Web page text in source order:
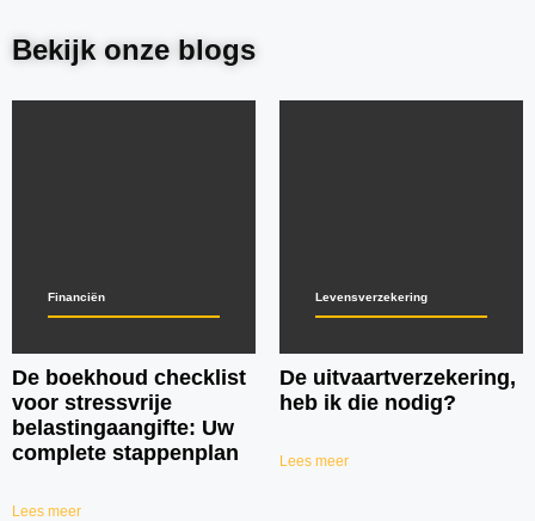
Bekijk onze blogs
Financiën
De boekhoud checklist
voor stressvrije
belastingaangifte: Uw
complete stappenplan
Lees meer
Levensverzekering
De uitvaartverzekering,
heb ik die nodig?
Lees meer